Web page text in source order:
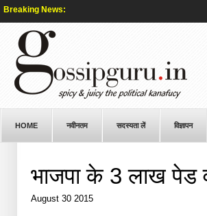
Breaking News:
HOME नवीनतम सदस्यता लें विज्ञापन
भाजपा के 3 लाख पेड
August 30 2015